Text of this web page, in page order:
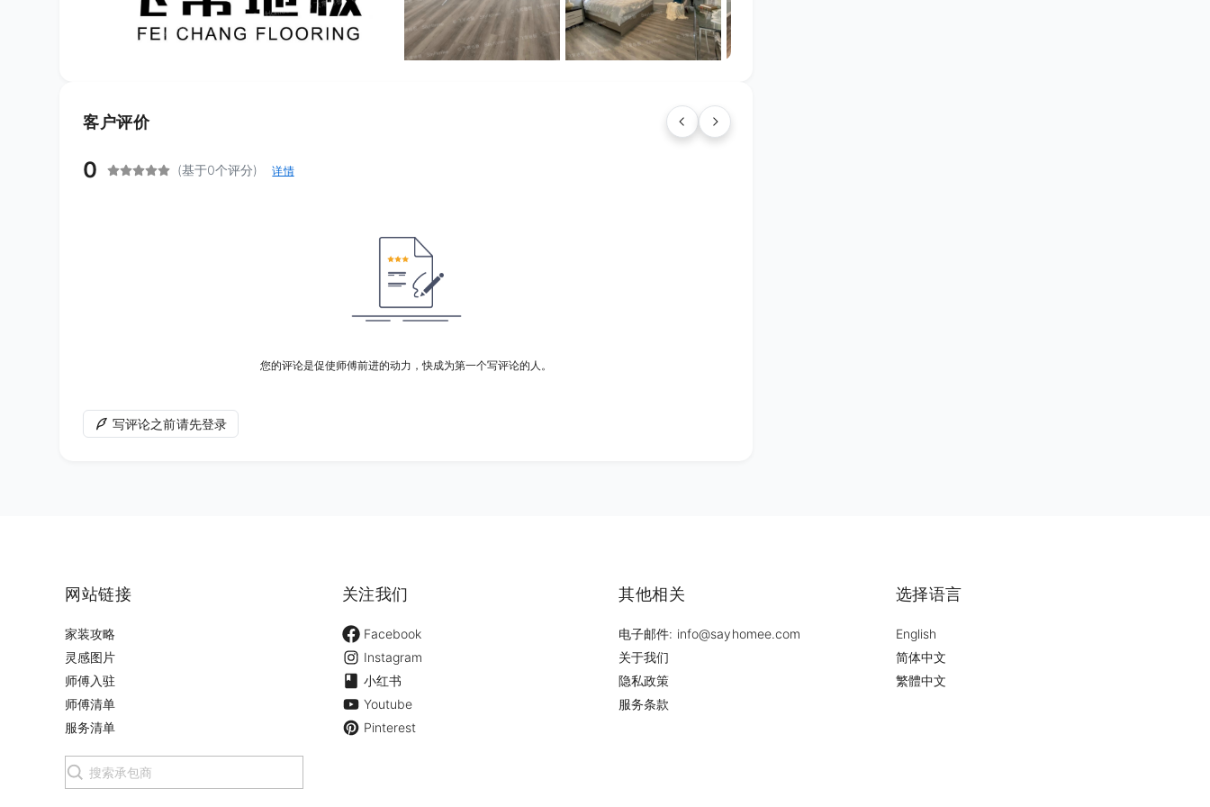
客户评价
0 (基于0个评分) 详情
您的评论是促使师傅前进的动力，快成为第一个写评论的人。
写评论之前请先登录
网站链接
家装攻略
灵感图片
师傅入驻
师傅清单
服务清单
关注我们
Facebook
Instagram
小红书
Youtube
Pinterest
其他相关
电子邮件: info@sayhomee.com
关于我们
隐私政策
服务条款
选择语言
English
简体中文
繁體中文